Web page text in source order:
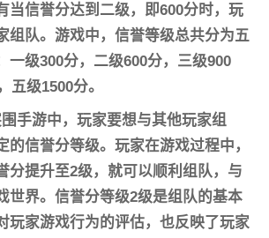
当信誉分达到二级，即600分时，玩
组队。游戏中，信誉等级总共分为五
一级300分，二级600分，三级900
五级1500分。
手游中，玩家要想与其他玩家组
的信誉分等级。玩家在游戏过程中，
分提升至2级，就可以顺利组队，与
世界。信誉分等级2级是组队的基本
玩家游戏行为的评估，也反映了玩家